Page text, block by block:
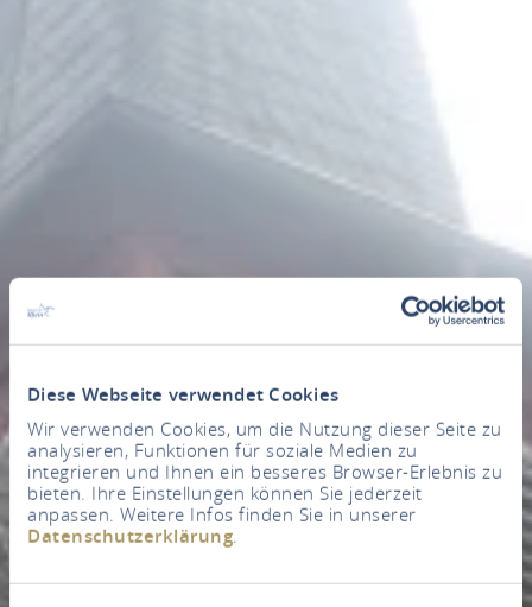
Diese Webseite verwendet Cookies
Wir verwenden Cookies, um die Nutzung dieser Seite zu
analysieren, Funktionen für soziale Medien zu
integrieren und Ihnen ein besseres Browser-Erlebnis zu
bieten. Ihre Einstellungen können Sie jederzeit
anpassen. Weitere Infos finden Sie in unserer
Datenschutzerklärung.